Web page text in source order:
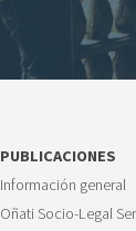
PUBLICACIONES
Información general
Oñati Socio-Legal